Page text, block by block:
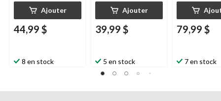
Ajouter
44,99 $
8 en stock
Ajouter
39,99 $
5 en stock
79,99 $
7 en stock